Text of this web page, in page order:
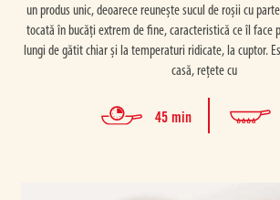
un produs unic, deoarece reunește sucul de roșii cu
tocată în bucăți extrem de fine, caracteristică ce îl face
lungi de gătit chiar și la temperaturi ridicate, la cuptor.
casă, rețete cu
45 min